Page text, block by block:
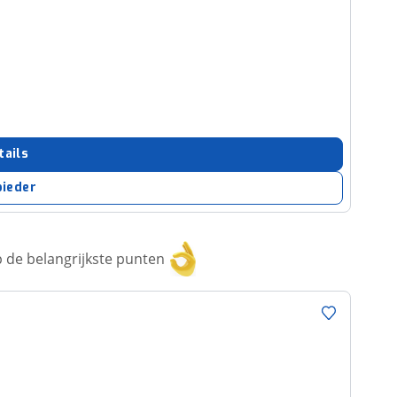
belangrijkste punten